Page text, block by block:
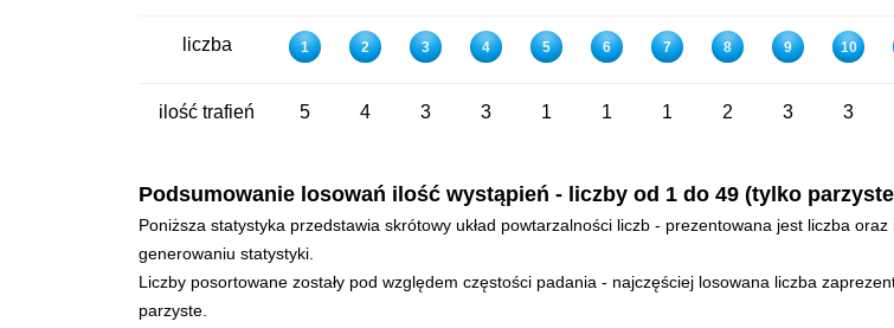
liczba 1 2 3 4 5 6 7 8 9 10
ilość trafień 5 4 3 3 1 1 1 2 3 3
Podsumowanie losowań ilość wystąpień - liczby od 1 do 49 (tylko
Poniższa statystyka przedstawia skrótowy układ powtarzalności liczb - prezentowana jest liczba
generowaniu statystyki.
Liczby posortowane zostały pod względem częstości padania - najczęściej losowana liczba
parzyste.